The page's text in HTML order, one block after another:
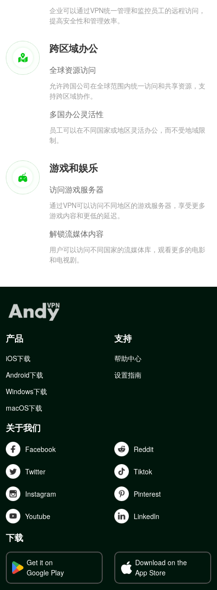
企业可以通过VPN统一管理和监控员工的远程访问，
提高安全性和管理效率。
跨区域办公
全球资源访问
允许跨国公司在全球范围内统一访问和共享资源，支
持跨区域协作。
多国办公灵活性
员工可以在不同国家或地区灵活办公，而不受地域限
制。
游戏和娱乐
访问游戏服务器
通过VPN可以访问不同地区的游戏服务器，享受更多
游戏内容和更低的延迟。
解锁流媒体内容
用户可以访问不同国家的流媒体库，观看更多的电影
和电视剧。
产品
iOS下载
Android下载
Windows下载
macOS下载
支持
帮助中心
设置指南
关于我们
Facebook Reddit
Twitter Tiktok
Instagram Pinterest
Youtube Linkedln
下载
Get it on
Google Play
Download on the
App Store